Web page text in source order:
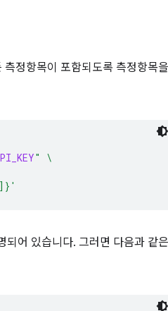
정항목이 포함되도록 측정항목
"
\
되어 있습니다. 그러면 다음과 같